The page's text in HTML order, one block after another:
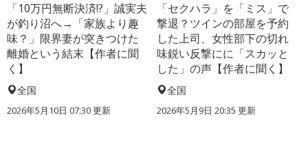
「10万円無断決済!?」誠実夫
が釣り沼へ→「家族より趣
味？」限界妻が突きつけた
離婚という結末【作者に聞
く】
全国
2026年5月10日 07:30 更新
「セクハラ」を「ミス」で
撃退？ツインの部屋を予約
した上司、女性部下の切れ
味鋭い反撃にに「スカッと
した」の声【作者に聞く】
全国
2026年5月9日 20:35 更新